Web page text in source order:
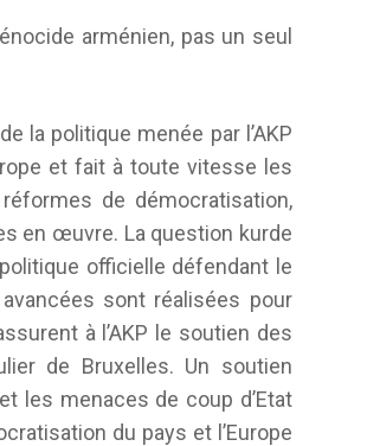
arménien, pas un seul
la politique menée par l’AKP
et fait à toute vitesse les
de démocratisation,
en œuvre. La question kurde
officielle défendant le
sont réalisées pour
à l’AKP le soutien des
de Bruxelles. Un soutien
les menaces de coup d’Etat
du pays et l’Europe